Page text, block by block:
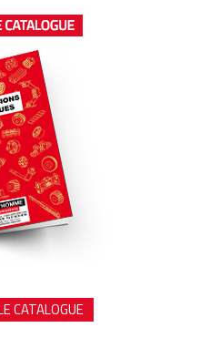
CATALOGUE